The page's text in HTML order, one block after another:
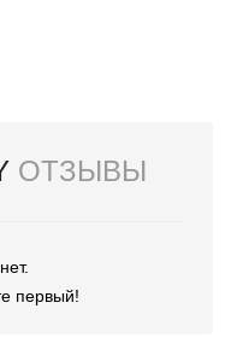
ОТЗЫВЫ
первый!